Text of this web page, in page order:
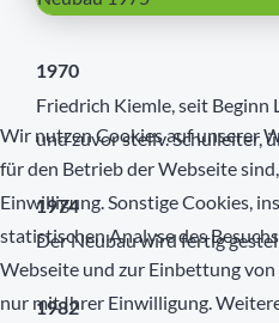
1970
Friedrich Kiemle, seit Beginn
und zuvor stellv. Schulleiter,
1974
Der Neubau wird fertig
1982
Wir nutzen Cookies auf unserer
für den Betrieb der Webseite
Einwilligung. Sonstige Cookies,
statistischen Analyse des
Webseite und zur Einbettung
nur mit Ihrer Einwilligung.